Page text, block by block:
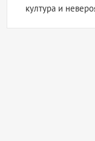
култура и